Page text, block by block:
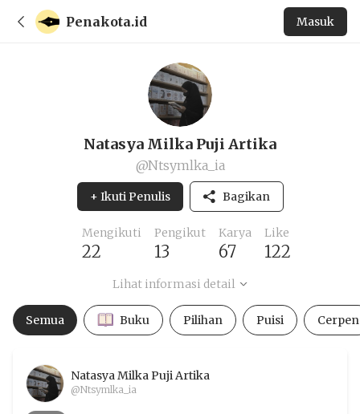
Penakota.id Masuk
Natasya Milka Puji Artika
@Ntsymlka_ia
+ Ikuti Penulis Bagikan
Mengikuti
22
Pengikut
13
Karya
67
Like
122
Lihat informasi detail
Semua Buku Pilihan Puisi Cerpen
Natasya Milka Puji Artika
@Ntsymlka_ia